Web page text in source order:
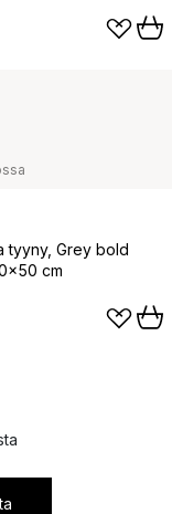
tyyny, Grey bold
cm